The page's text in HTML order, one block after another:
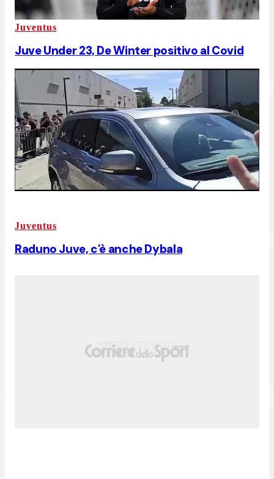
Juventus
Juve Under 23, De Winter positivo al Covid
Juventus
Raduno Juve, c'è anche Dybala